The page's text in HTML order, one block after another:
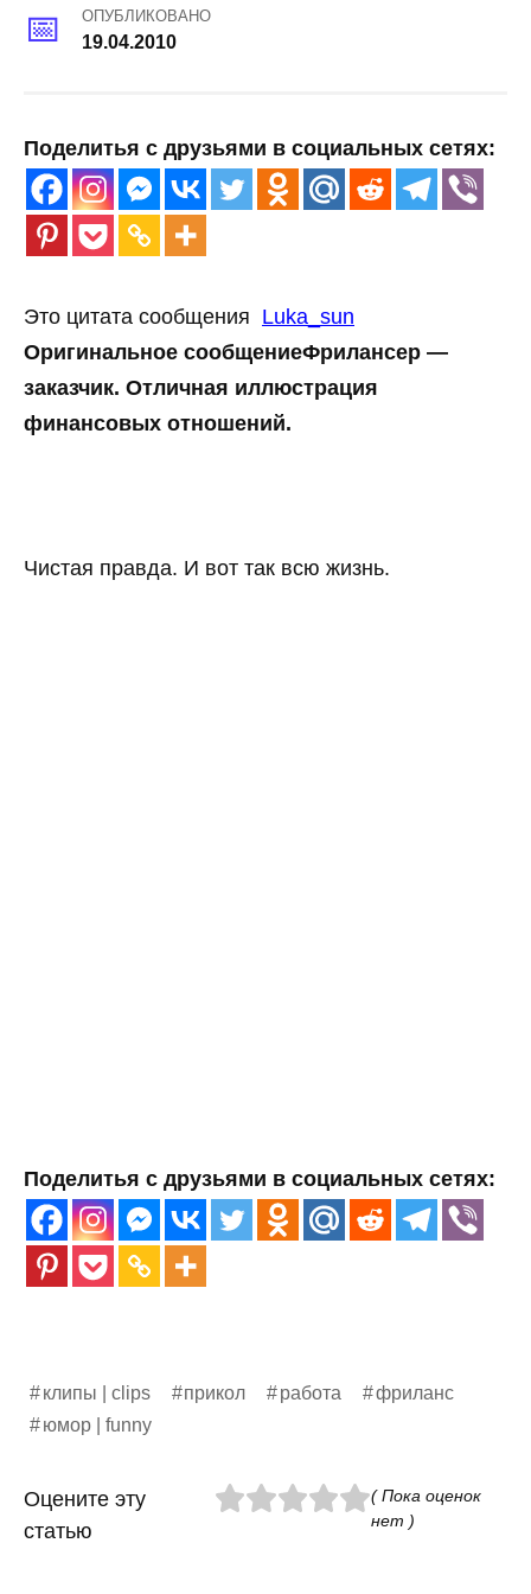
ОПУБЛИКОВАНО
19.04.2010
Поделитья с друзьями в социальных сетях:
Это цитата сообщения Luka_sun
Оригинальное сообщениеФрилансер —
заказчик. Отличная иллюстрация
финансовых отношений.
Чистая правда. И вот так всю жизнь.
Поделитья с друзьями в социальных сетях:
клипы | clips прикол работа
фриланс
юмор | funny
Оцените эту
статью
( Пока оценок
нет )